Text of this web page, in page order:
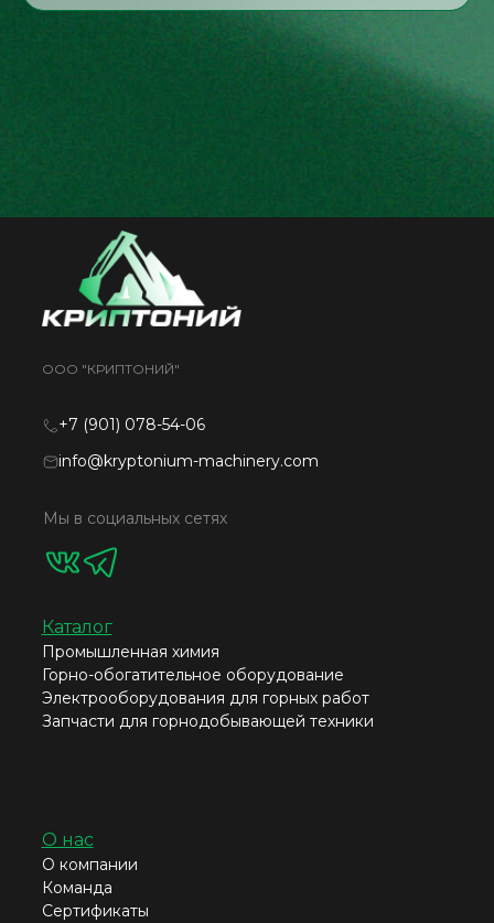
+7 (901) 078-54-06
info@kryptonium-machinery.com
Каталог
Промышленная химия
Горно-обогатительное оборудование
Электрооборудования для горных работ
Запчасти для горнодобывающей техники
О нас
О компании
Команда
Сертификаты
Мы в социальных сетях
ООО "КРИПТОНИЙ"